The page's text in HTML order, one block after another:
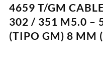
4659 T/GM
302 / 351 M5.0 –
(TIPO GM) 8 MM